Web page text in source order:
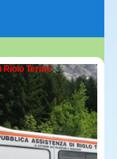
Terme